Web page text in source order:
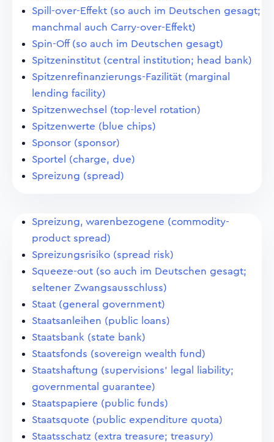
Spill-over-Effekt (so auch im Deutschen gesagt;
manchmal auch Carry-over-Effekt)
Spin-Off (so auch im Deutschen gesagt)
Spitzeninstitut (central institution; head bank)
Spitzenrefinanzierungs-Fazilität (marginal
lending facility)
Spitzenwechsel (top-level rotation)
Spitzenwerte (blue chips)
Sponsor (sponsor)
Sportel (charge, due)
Spreizung (spread)
Spreizung, warenbezogene (commodity-
product spread)
Spreizungsrisiko (spread risk)
Squeeze-out (so auch im Deutschen gesagt;
seltener Zwangsausschluss)
Staat (general government)
Staatsanleihen (public loans)
Staatsbank (state bank)
Staatsfonds (sovereign wealth fund)
Staatshaftung (supervisions' legal liability;
governmental guarantee)
Staatspapiere (public funds)
Staatsquote (public expenditure quota)
Staatsschatz (extra treasure; treasury)